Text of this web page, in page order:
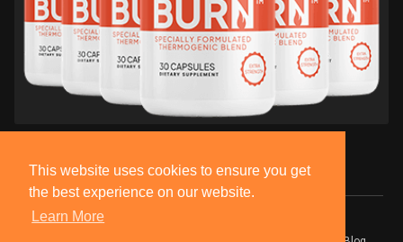
This website uses cookies to ensure you get
the best experience on our website.
Learn More